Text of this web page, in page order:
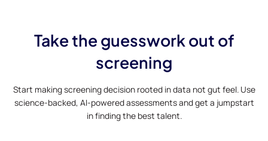
Take the guesswork out of
screening
Start making screening decision rooted in data not gut feel. Use
science-backed, AI-powered assessments and get a jumpstart
in finding the best talent.